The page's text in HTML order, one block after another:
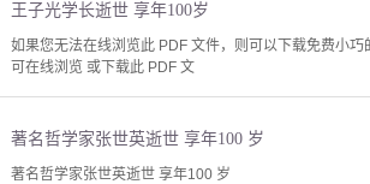
王子光学长逝世 享年100岁
如果您无法在线浏览此 PDF 文件，则可以下载免费小
可在线浏览 或下载此 PDF 文
著名哲学家张世英逝世 享年100 岁
著名哲学家张世英逝世 享年100 岁